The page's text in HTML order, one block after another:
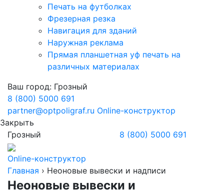
Печать на футболках
Фрезерная резка
Навигация для зданий
Наружная реклама
Прямая планшетная уф печать на
различных материалах
Ваш город: Грозный
8 (800) 5000 691
partner@optpoligraf.ru Online-конструктор
Закрыть
Грозный
8 (800) 5000 691
Online-конструктор
Главная › Неоновые вывески и надписи
Неоновые вывески и